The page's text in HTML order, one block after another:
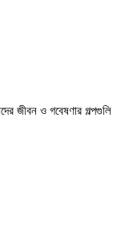
জীবন ও গবেষণার গল্পগুলি